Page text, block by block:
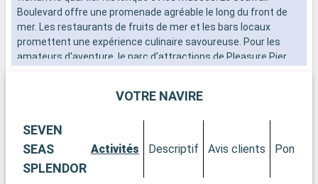
Boulevard offre une promenade agréable le long du front de
mer. Les restaurants de fruits de mer et les bars locaux
promettent une expérience culinaire savoureuse. Pour les
amateurs d'aventure, le parc d'attractions de Pleasure Pier
VOTRE NAVIRE
SEVEN
SEAS
SPLENDOR
Activités Descriptif Avis clients Ponts